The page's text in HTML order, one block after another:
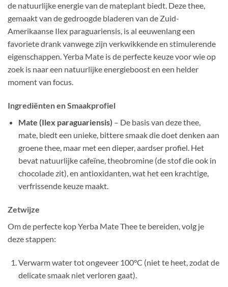
de natuurlijke energie van de mateplant biedt. Deze thee,
gemaakt van de gedroogde bladeren van de Zuid-
Amerikaanse Ilex paraguariensis, is al eeuwenlang een
favoriete drank vanwege zijn verkwikkende en stimulerende
eigenschappen. Yerba Mate is de perfecte keuze voor wie op
zoek is naar een natuurlijke energieboost en een helder
moment van focus.
Ingrediënten en Smaakprofiel
Mate (Ilex paraguariensis) – De basis van deze thee,
mate, biedt een unieke, bittere smaak die doet denken aan
groene thee, maar met een dieper, aardser profiel. Het
bevat natuurlijke cafeïne, theobromine (de stof die ook in
chocolade zit), en antioxidanten, wat het een krachtige,
verfrissende keuze maakt.
Zetwijze
Om de perfecte kop Yerba Mate Thee te bereiden, volg je
deze stappen:
Verwarm water tot ongeveer 100°C (niet te heet, zodat de
delicate smaak niet verloren gaat).